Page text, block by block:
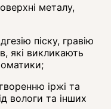
металу,
піску, гравію
які викликають
іржі та
вологи та інших